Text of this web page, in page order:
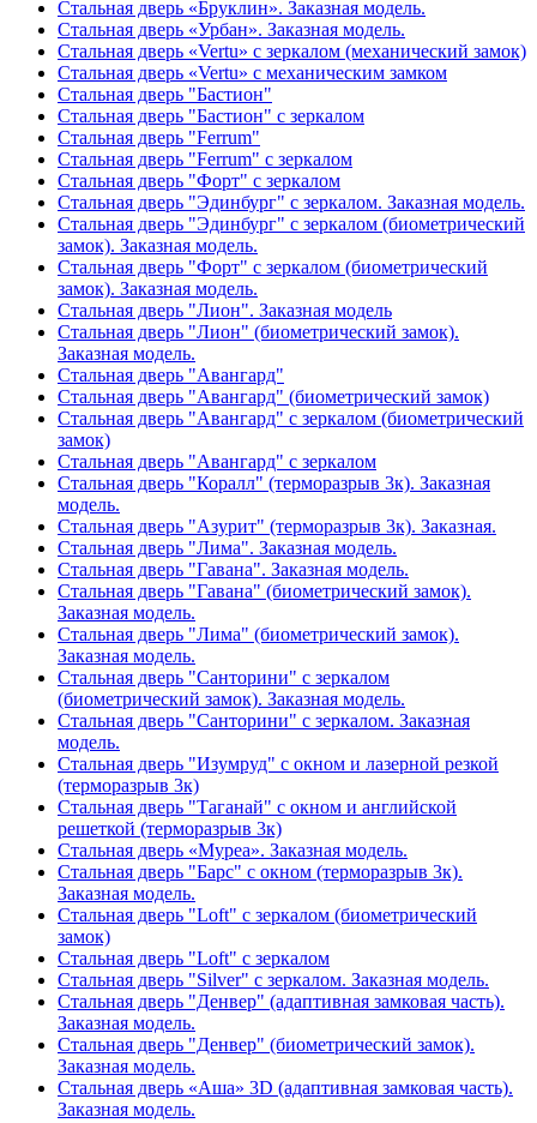
Стальная дверь «Бруклин». Заказная модель.
Стальная дверь «Урбан». Заказная модель.
Стальная дверь «Vertu» с зеркалом (механический замок)
Стальная дверь «Vertu» с механическим замком
Стальная дверь "Бастион"
Стальная дверь "Бастион" с зеркалом
Стальная дверь "Ferrum"
Стальная дверь "Ferrum" с зеркалом
Стальная дверь "Форт" с зеркалом
Стальная дверь "Эдинбург" с зеркалом. Заказная модель.
Стальная дверь "Эдинбург" с зеркалом (биометрический
замок). Заказная модель.
Стальная дверь "Форт" с зеркалом (биометрический
замок). Заказная модель.
Стальная дверь "Лион". Заказная модель
Стальная дверь "Лион" (биометрический замок).
Заказная модель.
Стальная дверь "Авангард"
Стальная дверь "Авангард" (биометрический замок)
Стальная дверь "Авангард" с зеркалом (биометрический
замок)
Стальная дверь "Авангард" с зеркалом
Стальная дверь "Коралл" (терморазрыв 3к). Заказная
модель.
Стальная дверь "Азурит" (терморазрыв 3к). Заказная.
Стальная дверь "Лима". Заказная модель.
Стальная дверь "Гавана". Заказная модель.
Стальная дверь "Гавана" (биометрический замок).
Заказная модель.
Стальная дверь "Лима" (биометрический замок).
Заказная модель.
Стальная дверь "Санторини" с зеркалом
(биометрический замок). Заказная модель.
Стальная дверь "Санторини" с зеркалом. Заказная
модель.
Стальная дверь "Изумруд" с окном и лазерной резкой
(терморазрыв 3к)
Стальная дверь "Таганай" с окном и английской
решеткой (терморазрыв 3к)
Стальная дверь «Муреа». Заказная модель.
Стальная дверь "Барс" с окном (терморазрыв 3к).
Заказная модель.
Стальная дверь "Loft" с зеркалом (биометрический
замок)
Стальная дверь "Loft" с зеркалом
Стальная дверь "Silver" с зеркалом. Заказная модель.
Стальная дверь "Денвер" (адаптивная замковая часть).
Заказная модель.
Стальная дверь "Денвер" (биометрический замок).
Заказная модель.
Стальная дверь «Аша» 3D (адаптивная замковая часть).
Заказная модель.